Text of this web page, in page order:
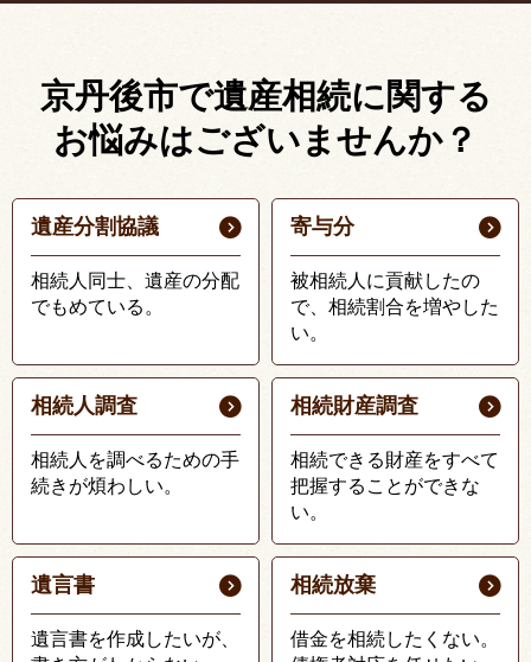
京丹後市で遺産相続に関する
お悩みはございませんか？
遺産分割協議
相続人同士、遺産の分配
でもめている。
寄与分
被相続人に貢献したの
で、相続割合を増やした
い。
相続人調査
相続人を調べるための手
続きが煩わしい。
相続財産調査
相続できる財産をすべて
把握することができな
い。
遺言書
遺言書を作成したいが、
相続放棄
借金を相続したくない。